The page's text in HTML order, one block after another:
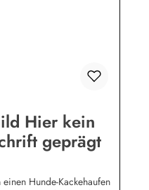
Hier kein
geprägt
Hunde-Kackehaufen